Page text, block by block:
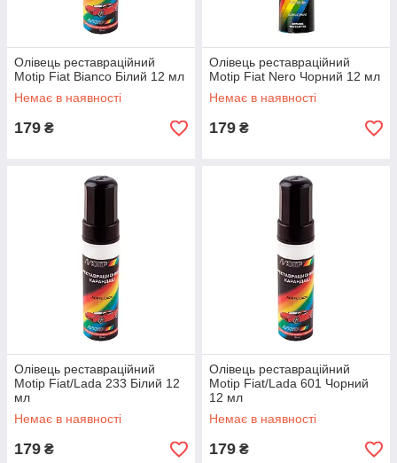
Олівець реставраційний
Motip Fiat Bianco Білий 12 мл
Немає в наявності
179 ₴
Олівець реставраційний
Motip Fiat Nero Чорний 12 мл
Немає в наявності
179 ₴
Олівець реставраційний
Motip Fiat/Lada 233 Білий 12
мл
Немає в наявності
179 ₴
Олівець реставраційний
Motip Fiat/Lada 601 Чорний
12 мл
Немає в наявності
179 ₴